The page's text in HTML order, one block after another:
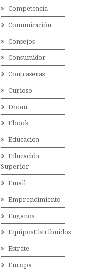
Competencia
Comunicación
Consejos
Consumidor
Contraseñas
Curioso
Doom
Ebook
Educación
Educación
Superior
Email
Emprendimiento
Engaños
EquiposDistribuidos
Estrate
Europa